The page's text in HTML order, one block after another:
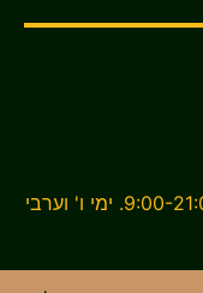
ראשון עד חמישי, 9:00-21:00. ימי ו' וערבי